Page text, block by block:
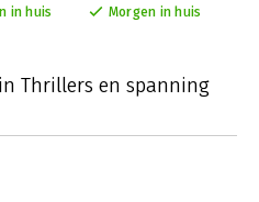
in huis Morgen in huis
Thrillers en spanning